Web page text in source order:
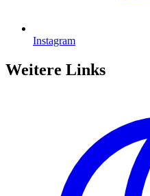
Instagram
Weitere Links